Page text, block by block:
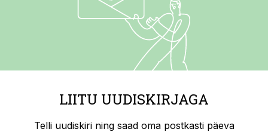
LIITU UUDISKIRJAGA
Telli uudiskiri ning saad oma postkasti päeva